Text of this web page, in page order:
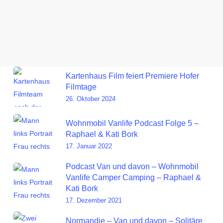
Kartenhaus Film feiert Premiere Hofer
Filmtage
26. Oktober 2024
Wohnmobil Vanlife Podcast Folge 5 –
Raphael & Kati Bork
17. Januar 2022
Podcast Van und davon – Wohnmobil
Vanlife Camper Camping – Raphael &
Kati Bork
17. Dezember 2021
Normandie – Van und davon – Solitäre